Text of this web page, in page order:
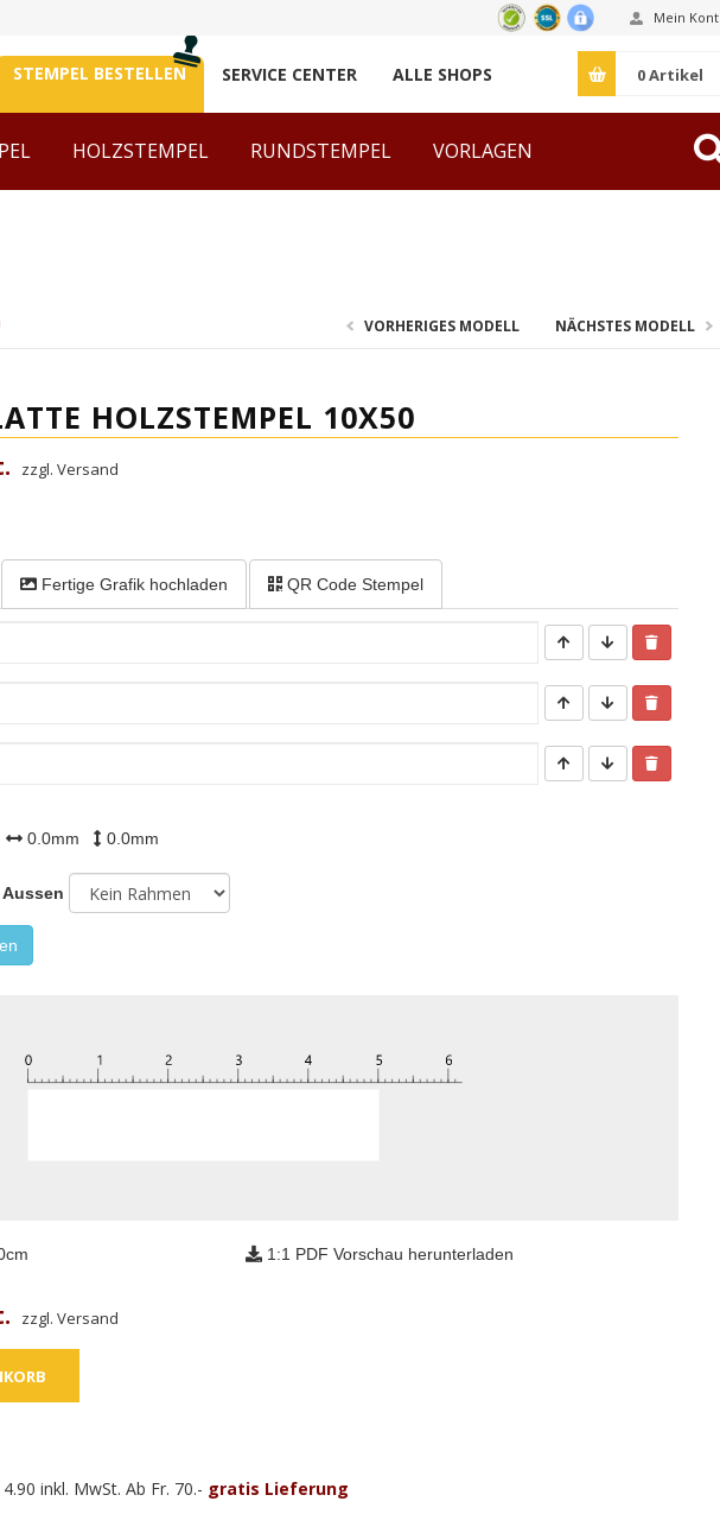
Mein
STEMPEL BESTELLEN SERVICE CENTER ALLE SHOPS 0Artikel
HOLZSTEMPEL RUNDSTEMPEL VORLAGEN
VORHERIGES MODELL NÄCHSTES MODELL
HOLZSTEMPEL 10X50
zzgl. Versand
Fertige Grafik hochladen QR Code Stempel
0.0mm 0.0mm
Aussen
cm 1:1 PDF Vorschau herunterladen
zzgl. Versand
inkl. MwSt. Ab Fr. 70.- gratis Lieferung